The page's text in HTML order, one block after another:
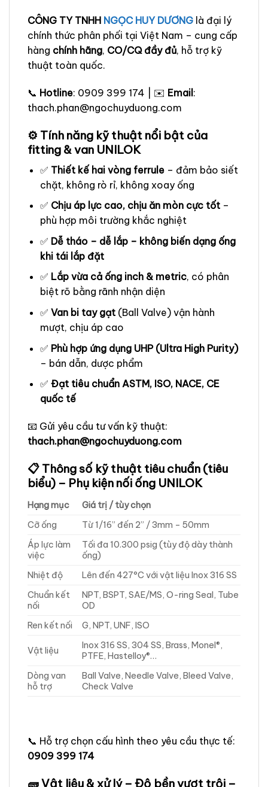
CÔNG TY TNHH NGỌC HUY DƯƠNG là đại lý
chính thức phân phối tại Việt Nam – cung cấp
hàng chính hãng, CO/CQ đầy đủ, hỗ trợ kỹ
thuật toàn quốc.
📞 Hotline: 0909 399 174 | ✉️ Email :
thach.phan@ngochuyduong.com
⚙️ Tính năng kỹ thuật nổi bật của
fitting & van UNILOK
✅ Thiết kế hai vòng ferrule– đảm bảo siết
chặt, không rò rỉ, không xoay ống
✅ Chịu áp lực cao, chịu ăn mòn cực tốt–
phù hợp môi trường khắc nghiệt
✅ Dễ tháo – dễ lắp – không biến dạng ống
khi tái lắp đặt
✅ Lắp vừa cả ống inch & metric, có phân
biệt rõ bằng rãnh nhận diện
✅ Van bi tay gạt(Ball Valve) vận hành
mượt, chịu áp cao
✅ Phù hợp ứng dụng UHP (Ultra High Purity)
– bán dẫn, dược phẩm
✅ Đạt tiêu chuẩn ASTM, ISO, NACE, CE
quốc tế
📧 Gửi yêu cầu tư vấn kỹ thuật:
thach.phan@ngochuyduong.com
📋 Thông số kỹ thuật tiêu chuẩn (tiêu
biểu) – Phụ kiện nối ống UNILOK
Hạng mục
Giá trị / tùy chọn
Cỡ ống
Từ 1/16” đến 2” / 3mm – 50mm
Áp lực làm
việc
Tối đa 10.300 psig (tùy độ dày thành
ống)
Nhiệt độ
Lên đến 427°C với vật liệu Inox 316 SS
Chuẩn kết
nối
NPT, BSPT, SAE/MS, O-ring Seal, Tube
OD
Ren kết nối
G, NPT, UNF, ISO
Vật liệu
Inox 316 SS, 304 SS, Brass, Monel®,
PTFE, Hastelloy®…
Dòng van
hỗ trợ
Ball Valve, Needle Valve, Bleed Valve,
Check Valve
📞 Hỗ trợ chọn cấu hình theo yêu cầu thực tế:
0909 399 174
🧱 Vật liệu & xử lý – Độ bền vượt trội –